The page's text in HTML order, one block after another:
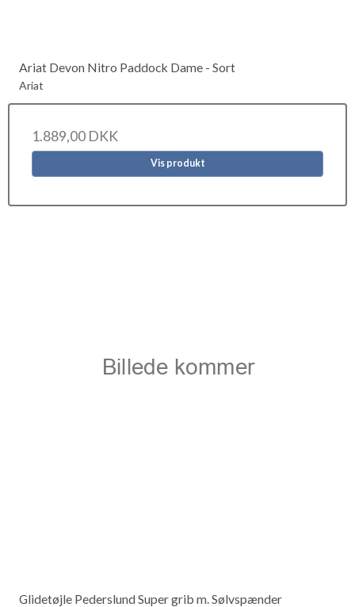
Ariat Devon Nitro Paddock Dame - Sort
Ariat
1.889,00 DKK
Vis produkt
Glidetøjle Pederslund Super grib m. Sølvspænder